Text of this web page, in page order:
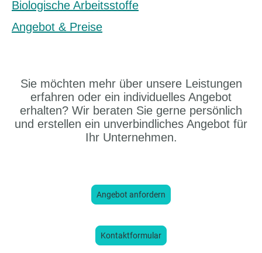
Biologische Arbeitsstoffe
Angebot & Preise
Sie möchten mehr über unsere Leistungen
erfahren oder ein individuelles Angebot
erhalten? Wir beraten Sie gerne persönlich
und erstellen ein unverbindliches Angebot für
Ihr Unternehmen.
Angebot anfordern
Kontaktformular